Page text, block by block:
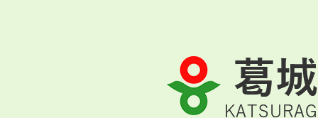
葛
城